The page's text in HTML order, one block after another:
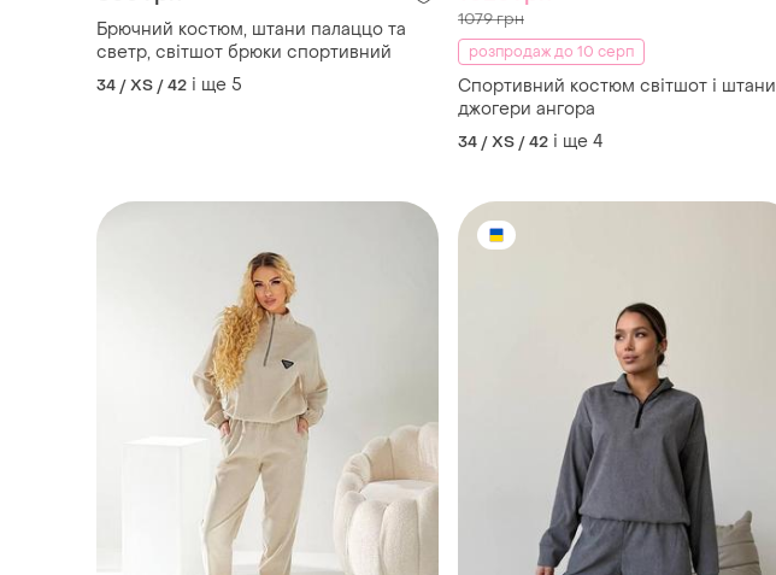
Брючний костюм, штани палаццо та
светр, світшот брюки спортивний
34 / XS / 42 і ще 5
1079 грн
розпродаж до 10 серп
Спортивний костюм світшот і штани
джогери ангора
34 / XS / 42 і ще 4